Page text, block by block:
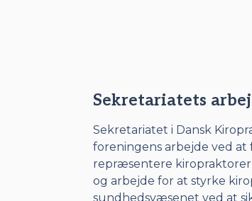
Sekretariatets
Sekretariatet i Dansk
foreningens arbejde ved
repræsentere kiropraktorer
og arbejde for at styrke
sundhedsvæsenet ved at